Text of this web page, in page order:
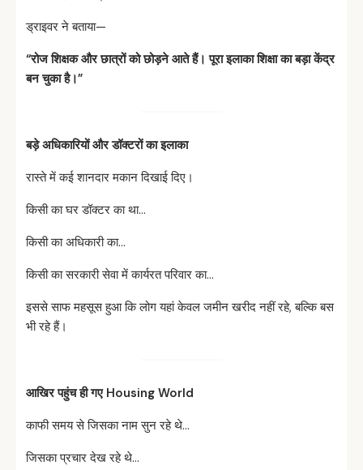
ड्राइवर ने बताया—
“रोजशिक्षकऔरछात्रोंकोछोड़नेआतेहैं।पूराइलाकाशिक्षाकाबड़ाकेंद्र
बनचुकाहै।”
बड़ेअधिकारियोंऔरडॉक्टरोंकाइलाका
रास्ते में कई शानदार मकान दिखाई दिए।
किसी का घर डॉक्टर का था…
किसी का अधिकारी का…
किसी का सरकारी सेवा में कार्यरत परिवार का…
इससे साफ महसूस हुआ कि लोग यहां केवल जमीन खरीद नहीं रहे, बल्कि बस
भी रहे हैं।
आखिरपहुंचहीगए Housing World
काफी समय से जिसका नाम सुन रहे थे…
जिसका प्रचार देख रहे थे…